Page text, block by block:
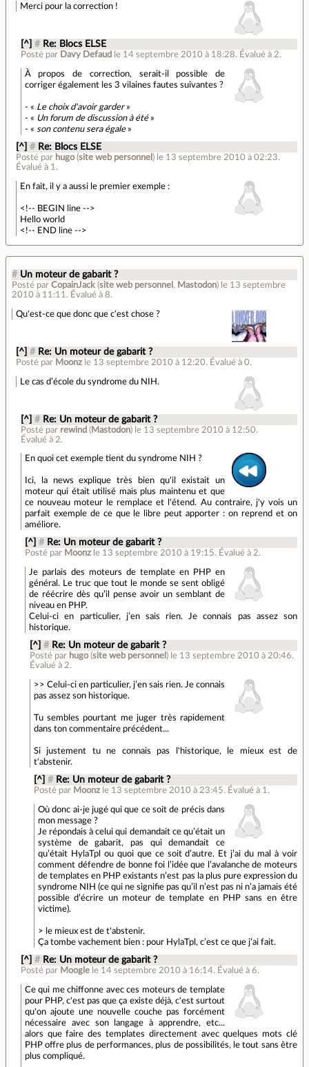
Merci pour la correction !
[^] # Re: Blocs ELSE
Posté par Davy Defaud le 14 septembre 2010 à 18:28.Évalué à 2.
À propos de correction, serait-il possible de
corriger également les 3 vilaines fautes suivantes ?
- « Le choix d'avoir garder»
- « Un forum de discussion à été»
- « son contenu sera égale»
[^] # Re: Blocs ELSE
Posté par hugo(site web personnel ) le 13 septembre 2010 à 02:23.
Évalué à 1 .
En fait, il y a aussi le premier exemple :
<!-- BEGIN line -->
Hello world
<!-- END line -->
# Un moteur de gabarit ?
Posté par CopainJack (site web personnel , Mastodon) le 13 septembre
2010 à 11:11 . Évalué à 8.
Qu'est-ce que donc que c'est chose ?
[^] # Re: Un moteur de gabarit ?
Posté par Moonz le 13 septembre 2010 à 12:20. Évalué à0.
Le cas d’école du syndrome du NIH.
[^] # Re: Un moteur de gabarit ?
Posté par rewind (Mastodon) le 13 septembre 2010 à 12:50.
Évalué à 2.
En quoi cet exemple tient du syndrome NIH ?
Ici, la news explique très bien qu'il existait un
moteur qui était utilisé mais plus maintenu et que
ce nouveau moteur le remplace et l'étend. Au contraire, j'y vois un
parfait exemple de ce que le libre peut apporter : on reprend et on
améliore.
[^] # Re: Un moteur de gabarit ?
Posté par Moonz le 13 septembre 2010 à 19:15. Évalué à2.
Je parlais des moteurs de template en PHP en
général. Le truc que tout le monde se sent obligé
de réécrire dès qu’il pense avoir un semblant de
niveau en PHP.
Celui-ci en particulier, j’en sais rien. Je connais pas assez son
historique.
[^] # Re: Un moteur de gabarit ?
Posté par hugo(site web personnel ) le 13 septembre 2010 à 20:46.
Évalué à 2.
>> Celui-ci en particulier, j’en sais rien. Je connais
pas assez son historique.
Tu sembles pourtant me juger très rapidement
dans ton commentaire précédent...
Si justement tu ne connais pas l'historique, le mieux est de
t'abstenir.
[^] # Re: Un moteur de gabarit ?
Posté par Moonz le 13 septembre 2010 à 23:45. Évalué à 1 .
Où donc ai-je jugé qui que ce soit de précis dans
mon message ?
Je répondais à celui qui demandait ce qu’était un
système de gabarit, pas qui demandait ce
qu’était HylaTpl ou quoi que ce soit d’autre. Et j’ai du mal à voir
comment défendre de bonne foi l’idée que l’avalanche de moteurs
de templates en PHP existants n’est pas la plus pure expression du
syndrome NIH (ce qui ne signifie pas qu’il n’est pas ni n’a jamais été
possible d’écrire un moteur de template en PHP sans en être
victime).
> le mieux est de t'abstenir.
Ça tombe vachement bien : pour HylaTpl, c’est ce que j’ai fait.
[^] # Re: Un moteur de gabarit ?
Posté par Moogle le 14 septembre 2010 à 16:14. Évalué à 6.
Ce qui me chiffonne avec ces moteurs de template
pour PHP, c'est pas que ça existe déjà, c'est surtout
qu'on ajoute une nouvelle couche pas forcément
nécessaire avec son langage à apprendre, etc...
alors que faire des templates directement avec quelques mots clé
PHP offre plus de performances, plus de possibilités, le tout sans être
plus compliqué.